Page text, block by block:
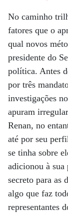
No caminho
fatores que o
qual novos
presidente do
política. Antes
por três
investigações
apuram
Renan, no
até por seu
se tinha sobre
adicionou à
secreto para as
algo que faz
representantes